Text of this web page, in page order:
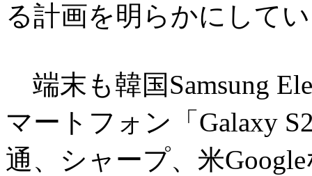
る計画を明らかにして
端末も韓国Samsung
マートフォン「Galaxy
通、シャープ、米